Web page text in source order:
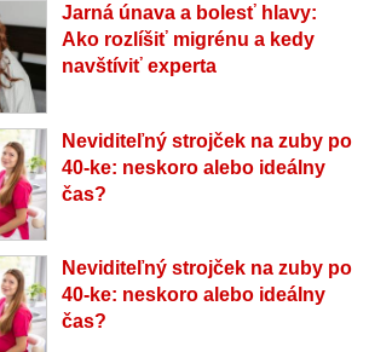
Jarná únava a bolesť hlavy:
Ako rozlíšiť migrénu a kedy
navštíviť experta
Neviditeľný strojček na zuby po
40-ke: neskoro alebo ideálny
čas?
Neviditeľný strojček na zuby po
40-ke: neskoro alebo ideálny
čas?